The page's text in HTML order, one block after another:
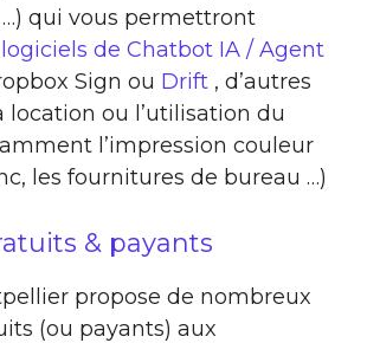
qui vous permettront
logiciels de Chatbot IA / Agent
Sign ou Drift , d’autres
ou l’utilisation du
l’impression couleur
les fournitures de bureau …)
& payants
propose de nombreux
(ou payants) aux